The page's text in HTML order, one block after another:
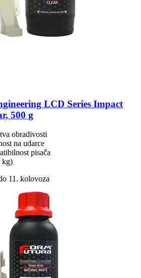
LCD Series Impact
500 g
obradivosti
na udarce
pisača
kg)
11. kolovoza